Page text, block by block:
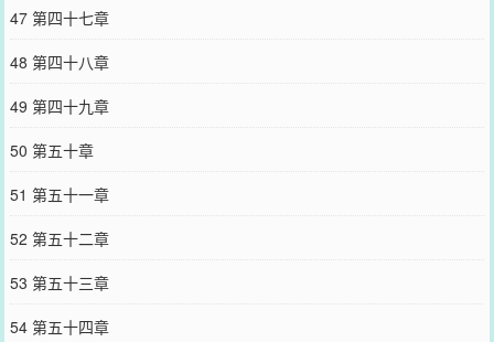
47 第四十七章
48 第四十八章
49 第四十九章
50 第五十章
51 第五十一章
52 第五十二章
53 第五十三章
54 第五十四章